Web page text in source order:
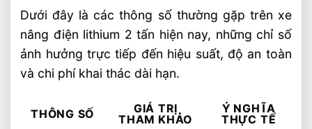
Dưới đây là các thông số thường gặp trên xe
nâng điện lithium 2 tấn hiện nay, những chỉ số
ảnh hưởng trực tiếp đến hiệu suất, độ an toàn
và chi phí khai thác dài hạn.
THÔNG SỐ
GIÁ TRỊ
THAM KHẢO
Ý NGHĨA
THỰC TẾ